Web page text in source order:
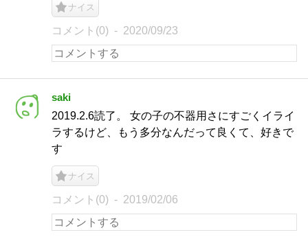
ナイス
コメント(0) 2020/09/23
saki
2019.2.6読了。 女の子の不器用さにすごくイライ
ラするけど、もう多分なんだって良くて、好きで
す
ナイス
コメント(0) 2019/02/06